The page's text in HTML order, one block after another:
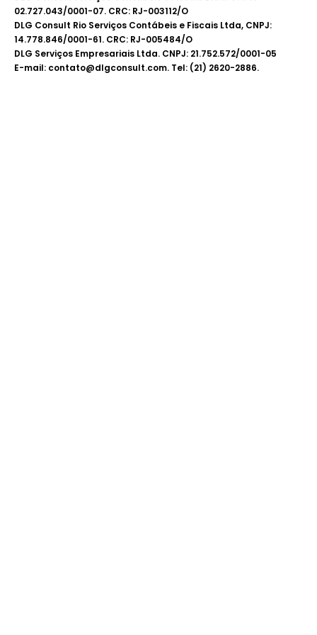
02.727.043/0001-07. CRC: RJ-003112/O
DLG Consult Rio Serviços Contábeis e Fiscais Ltda, CNPJ:
14.778.846/0001-61. CRC: RJ-005484/O
DLG Serviços Empresariais Ltda. CNPJ: 21.752.572/0001-05
E-mail: contato@dlgconsult.com. Tel: (21) 2620-2886.